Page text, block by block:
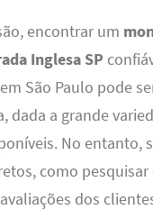
encontrar um
Inglesa SP
São Paulo pode
dada a grande
No entanto,
como
dos